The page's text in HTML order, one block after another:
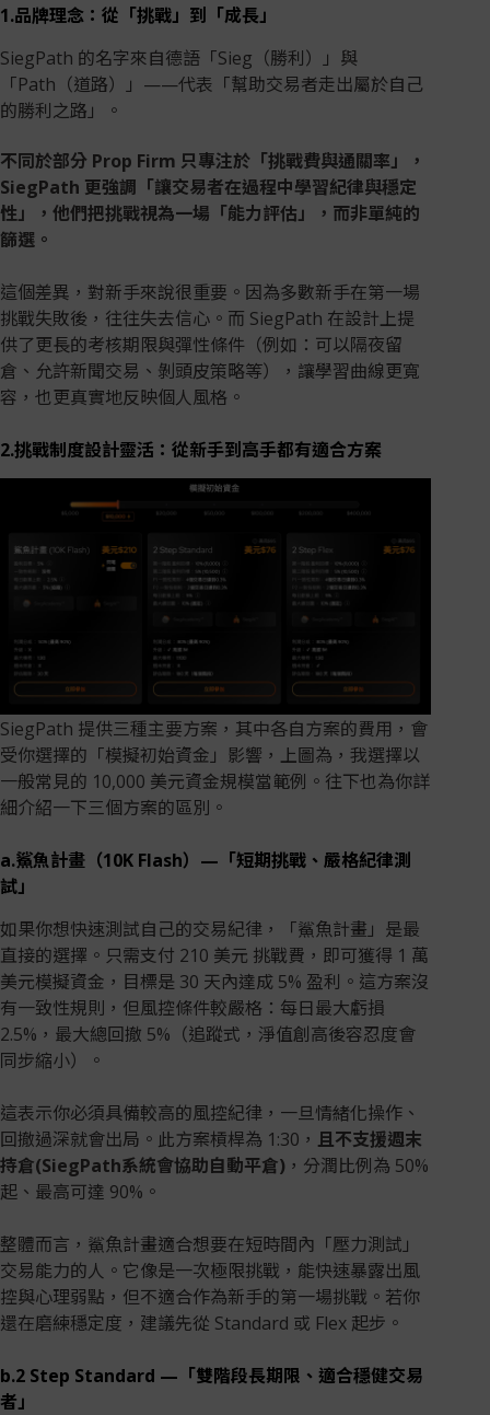
1.品牌理念：從「挑戰」到「成長」
SiegPath 的名字來自德語「Sieg（勝利）」與
「Path（道路）」——代表「幫助交易者走出屬於自己
的勝利之路」。
不同於部分 Prop Firm 只專注於「挑戰費與通關率」，
SiegPath 更強調「讓交易者在過程中學習紀律與穩定
性」，他們把挑戰視為一場「能力評估」，而非單純的
篩選。
這個差異，對新手來說很重要。因為多數新手在第一場
挑戰失敗後，往往失去信心。而 SiegPath 在設計上提
供了更長的考核期限與彈性條件（例如：可以隔夜留
倉、允許新聞交易、剝頭皮策略等），讓學習曲線更寬
容，也更真實地反映個人風格。
2.挑戰制度設計靈活：從新手到高手都有適合方案
SiegPath 提供三種主要方案，其中各自方案的費用，會
受你選擇的「模擬初始資金」影響，上圖為，我選擇以
一般常見的 10,000 美元資金規模當範例。往下也為你詳
細介紹一下三個方案的區別。
a.鯊魚計畫（10K Flash）—「短期挑戰、嚴格紀律測
試」
如果你想快速測試自己的交易紀律，「鯊魚計畫」是最
直接的選擇。只需支付 210 美元 挑戰費，即可獲得 1 萬
美元模擬資金，目標是 30 天內達成 5% 盈利。這方案沒
有一致性規則，但風控條件較嚴格：每日最大虧損
2.5%，最大總回撤 5%（追蹤式，淨值創高後容忍度會
同步縮小）。
這表示你必須具備較高的風控紀律，一旦情緒化操作、
回撤過深就會出局。此方案槓桿為 1:30， 且不支援週末
持倉(SiegPath系統會協助自動平倉) ，分潤比例為 50%
起、最高可達 90%。
整體而言，鯊魚計畫適合想要在短時間內「壓力測試」
交易能力的人。它像是一次極限挑戰，能快速暴露出風
控與心理弱點，但不適合作為新手的第一場挑戰。若你
還在磨練穩定度，建議先從 Standard 或 Flex 起步。
b.2 Step Standard —「雙階段長期限、適合穩健交易
者」